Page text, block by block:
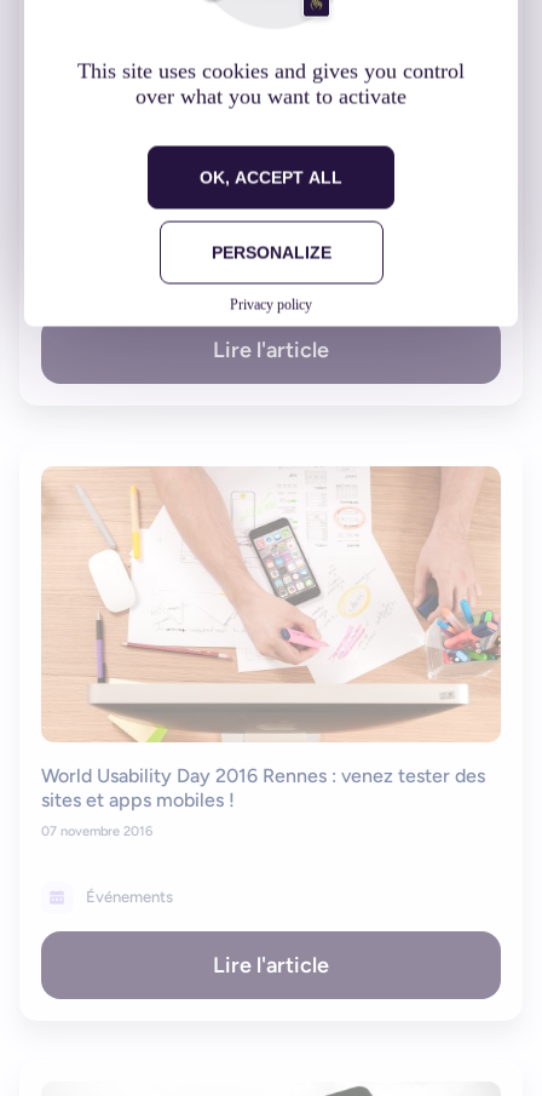
This site uses cookies and gives you control
over what you want to activate
OK, ACCEPT ALL
PERSONALIZE
Privacy policy
Statistiques : l’utilisation mobile en temps réel
Actu mobile
Lire l'article
World Usability Day 2016 Rennes : venez tester des
sites et apps mobiles !
07 novembre 2016
Événements
Lire l'article